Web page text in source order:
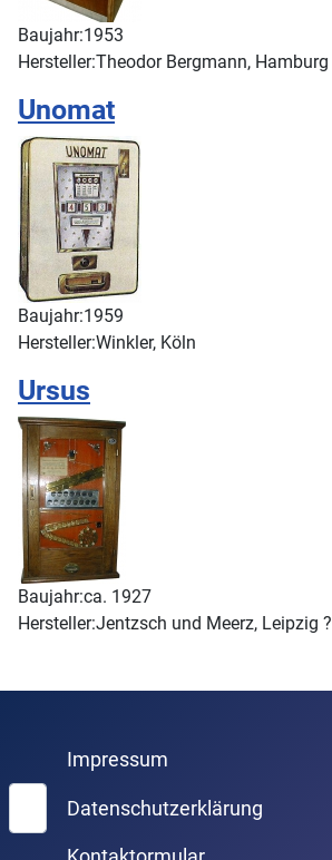
Baujahr:1953
Hersteller:Theodor Bergmann, Hamburg
Unomat
Baujahr:1959
Hersteller:Winkler, Köln
Ursus
Baujahr:ca. 1927
Hersteller:Jentzsch und Meerz, Leipzig ?
Suchen
Impressum
Datenschutzerklärung